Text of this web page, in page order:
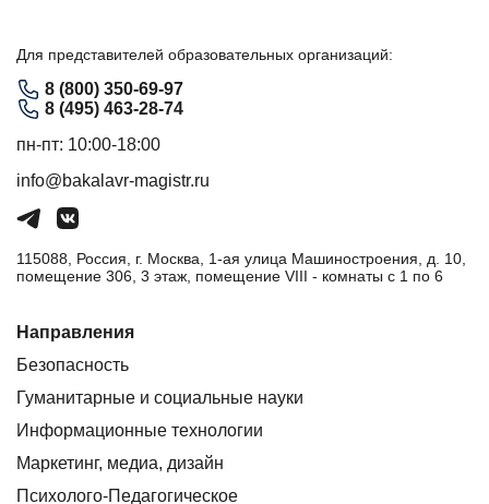
Для представителей образовательных организаций:
8 (800) 350-69-97
8 (495) 463-28-74
пн-пт: 10:00-18:00
info@bakalavr-magistr.ru
115088, Россия, г. Москва, 1-ая улица Машиностроения, д. 10,
помещение 306, 3 этаж, помещение VIII - комнаты с 1 по 6
Направления
Безопасность
Гуманитарные и социальные науки
Информационные технологии
Маркетинг, медиа, дизайн
Психолого-Педагогическое